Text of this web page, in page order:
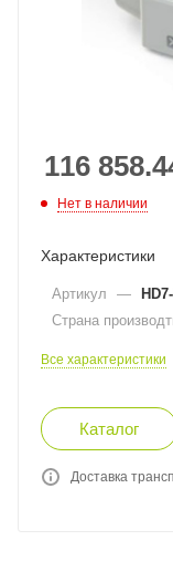
116
Нет в наличии
Характеристики
Артикул —
Страна
Все характеристики
Каталог
Доставка